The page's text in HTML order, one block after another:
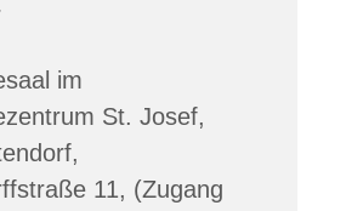
im
St. Josef,
11, (Zugang